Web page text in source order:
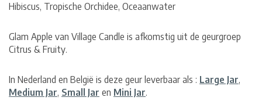
Hibiscus, Tropische Orchidee, Oceaanwater
Glam Apple van Village Candle is afkomstig uit de geurgroep
Citrus & Fruity.
In Nederland en België is deze geur leverbaar als : Large Jar,
Medium Jar, Small Jar en Mini Jar.